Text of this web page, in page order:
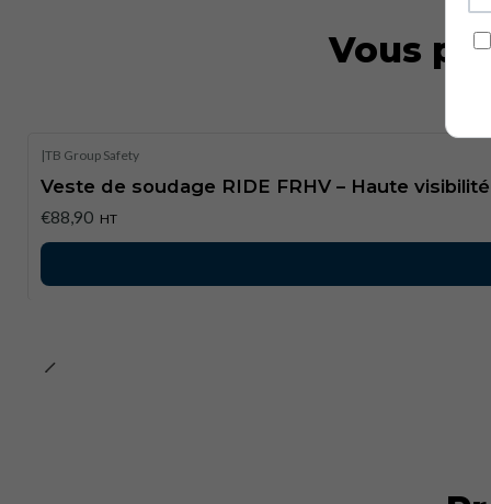
Vous
|TB Group Safety
Veste de soudage RIDE FRHV – Haute
€88,90 HT